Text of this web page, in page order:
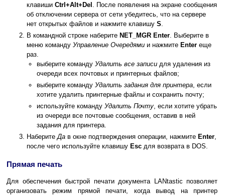
клавиши Ctrl+Alt+Del . После появления на экране сообщения
об отключении сервера от сети убедитесь, что на сервере
нет открытых файлов и нажмите клавишу S.
В командной строке наберите NET_MGR Enter. Выберите в
меню команду Управление Очередями и нажмите Enter еще
раз.
выберите команду Удалить все записи для удаления из
очереди всех почтовых и принтерных файлов;
выберите команду Удалить задания для принтера, если
хотите удалить принтерные файлы и сохранить почту;
используйте команду Удалить Почту, если хотите убрать
из очереди все почтовые сообщения, оставив в ней
задания для принтера.
НаберитеДа в окне подтверждения операции, нажмите Enter,
после чего используйте клавишу Esc для возврата в DOS.
Прямая печать
Для обеспечения быстрой печати документа LANtastic позволяет
организовать режим прямой печати, когда вывод на принтер